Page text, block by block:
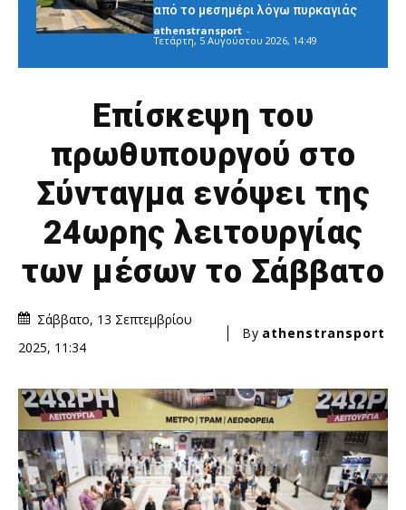
από το μεσημέρι λόγω πυρκαγιάς
athenstransport -
Τετάρτη, 5 Αυγούστου 2026, 14:49
Επίσκεψη του
πρωθυπουργού στο
Σύνταγμα ενόψει της
24ωρης λειτουργίας
των μέσων το Σάββατο
Σάββατο, 13 Σεπτεμβρίου
2025, 11:34
By athenstransport